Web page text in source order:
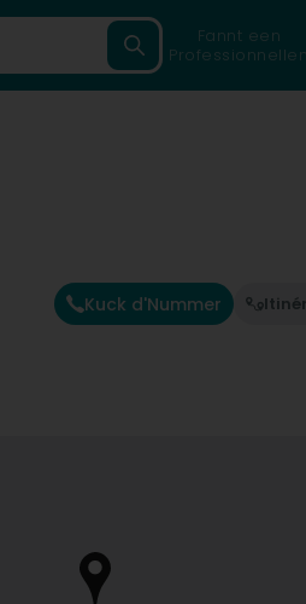
Fannt een
Professionnellen
Kuck d'Nummer